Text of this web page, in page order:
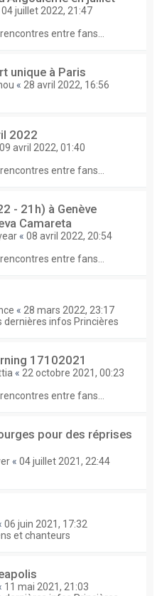
04 juillet 2022, 21:47
entre fans...
unique à Paris
« 28 avril 2022, 16:56
2022
09 avril 2022, 01:40
entre fans...
- 21h) à Genève
Camareta
« 08 avril 2022, 20:54
entre fans...
« 28 mars 2022, 23:17
dernières infos Princières
17102021
« 22 octobre 2021, 00:23
entre fans...
pour des réprises
« 04 juillet 2021, 22:44
06 juin 2021, 17:32
et chanteurs
11 mai 2021, 21:03